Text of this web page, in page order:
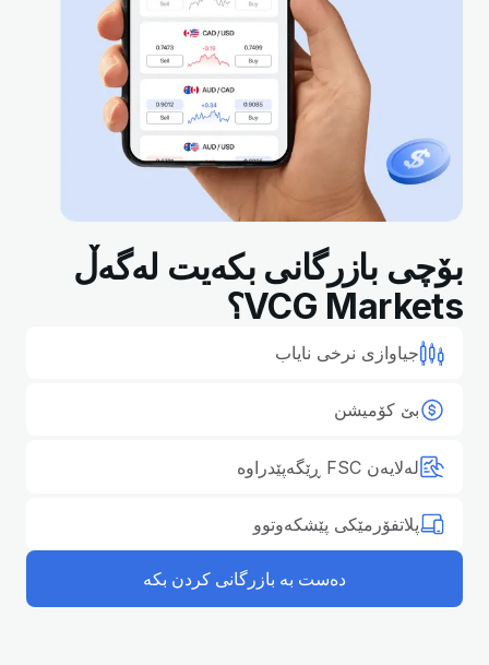
بۆچی بازرگانی بکەیت لەگەڵ
VCG Markets؟
جیاوازی نرخی نایاب
بێ کۆمیشن
لەلایەن FSC ڕێگەپێدراوە
پلاتفۆرمێکی پێشکەوتوو
دەست بە بازرگانی کردن بکە